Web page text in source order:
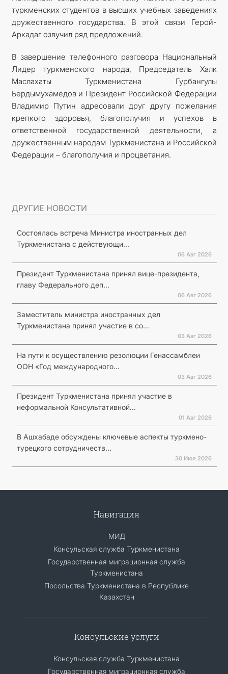
туркменских студентов в высших учебных заведениях
дружественного государства. В этой связи Герой-
Аркадаг озвучил ряд предложений.
В завершение телефонного разговора Национальный
Лидер туркменского народа, Председатель Халк
Маслахаты Туркменистана Гурбангулы
Бердымухамедов и Президент Российской Федерации
Владимир Путин адресовали друг другу пожелания
крепкого здоровья, благополучия и успехов в
ответственной государственной деятельности, а
дружественным народам Туркменистана и Российской
Федерации – благополучия и процветания.
ДРУГИЕ НОВОСТИ
Состоялась встреча Министра иностранных дел
Туркменистана с действующи...
06 Авг 2026
Президент Туркменистана принял вице-президента,
главу Федерального деп...
06 Авг 2026
Заместитель министра иностранных дел
Туркменистана принял участие в со...
03 Авг 2026
На пути к осуществлению резолюции Генассамблеи
ООН «Год международного...
03 Авг 2026
Президент Туркменистана принял участие в
неформальной Консультативной...
01 Авг 2026
В Ашхабаде обсуждены ключевые аспекты туркмено-
турецкого сотрудничеств...
30 Июл 2026
Навигация
МИД
Консульская служба Туркменистана
Государственная миграционная служба
Туркменистана
Посольства Туркменистана в Республике
Казахстан
Консульские услуги
Консульская служба Туркменистана
Государственная миграционная служба